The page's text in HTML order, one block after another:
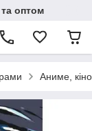
оптом
Аниме,